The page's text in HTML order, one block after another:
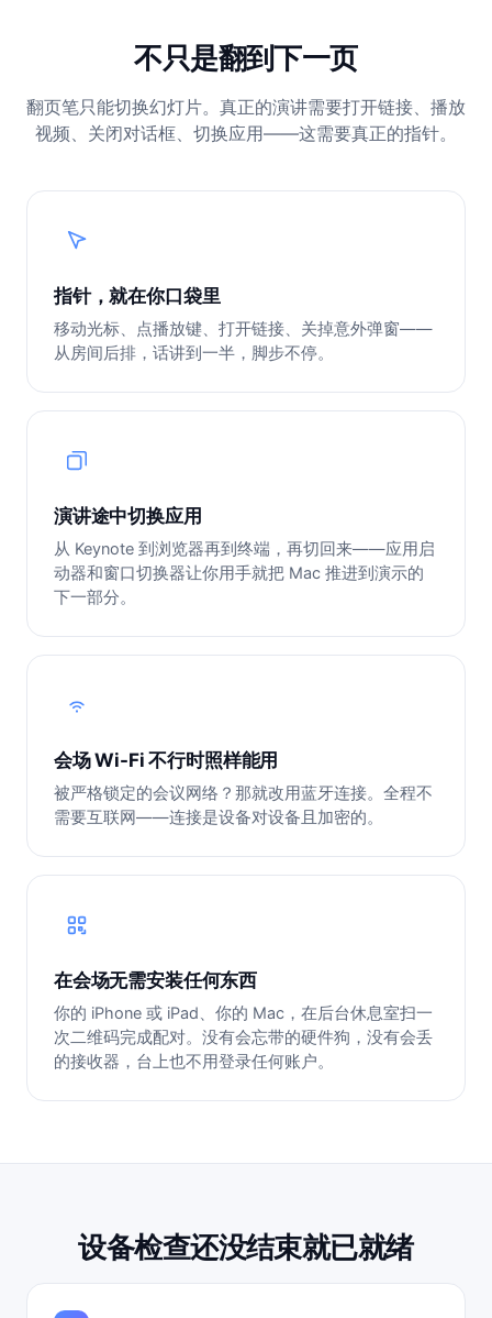
不只是翻到下一页
翻页笔只能切换幻灯片。真正的演讲需要打开链接、播放
视频、关闭对话框、切换应用——这需要真正的指针。
指针，就在你口袋里
移动光标、点播放键、打开链接、关掉意外弹窗——
从房间后排，话讲到一半，脚步不停。
演讲途中切换应用
从 Keynote 到浏览器再到终端，再切回来——应用启
动器和窗口切换器让你用手就把 Mac 推进到演示的
下一部分。
会场 Wi-Fi 不行时照样能用
被严格锁定的会议网络？那就改用蓝牙连接。全程不
需要互联网——连接是设备对设备且加密的。
在会场无需安装任何东西
你的 iPhone 或 iPad、你的 Mac，在后台休息室扫一
次二维码完成配对。没有会忘带的硬件狗，没有会丢
的接收器，台上也不用登录任何账户。
设备检查还没结束就已就绪